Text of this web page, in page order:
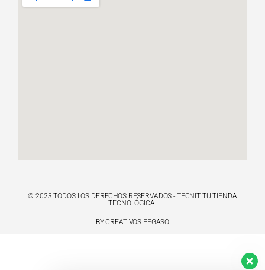
© 2023 TODOS LOS DERECHOS RESERVADOS - TECNIT TU TIENDA
TECNOLÓGICA.
BY CREATIVOS PEGASO